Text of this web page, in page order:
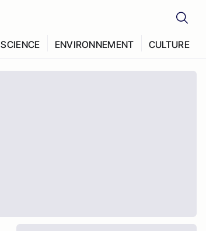
SCIENCE ENVIRONNEMENT CULTURE